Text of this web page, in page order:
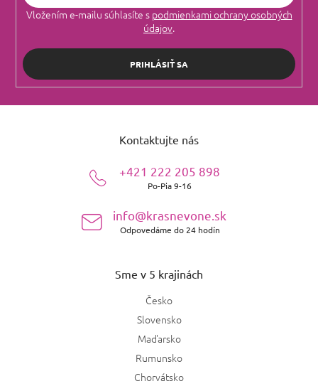
Vložením e-mailu súhlasíte s podmienkami ochrany osobných
údajov.
PRIHLÁSIŤ SA
Kontaktujte nás
+421 222 205 898
Po-Pia 9-16
info@krasnevone.sk
Odpovedáme do 24 hodín
Sme v 5 krajinách
Česko
Slovensko
Maďarsko
Rumunsko
Chorvátsko